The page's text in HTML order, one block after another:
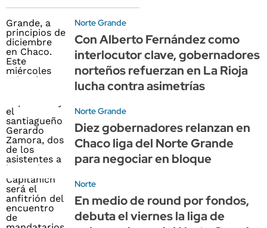
Norte Grande
Con Alberto Fernández como
interlocutor clave, gobernadores
norteños refuerzan en La Rioja
lucha contra asimetrías
Norte Grande
Diez gobernadores relanzan en
Chaco liga del Norte Grande
para negociar en bloque
Norte
En medio de round por fondos,
debuta el viernes la liga de